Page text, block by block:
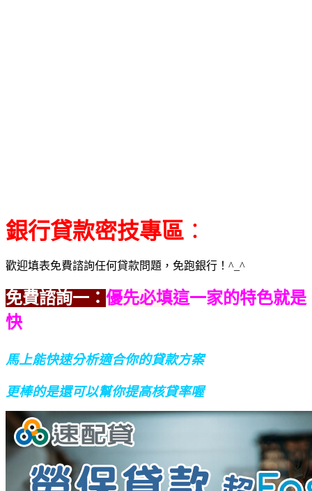
銀行貸款密技專區 ：
歡迎填表免費諮詢任何貸款問題，免跑銀行！^_^
免費諮詢一： 優先必填這一家的特色就是
快
馬上能快速分析適合你的貸款方案
更棒的是還可以幫你提高核貸率喔